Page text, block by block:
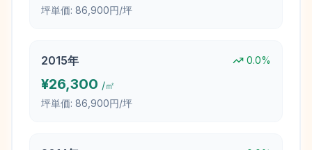
坪単価: 86,900円/坪
2015年 0.0%
¥26,300 /㎡
坪単価: 86,900円/坪